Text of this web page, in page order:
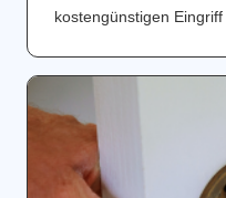
kostengünstigen